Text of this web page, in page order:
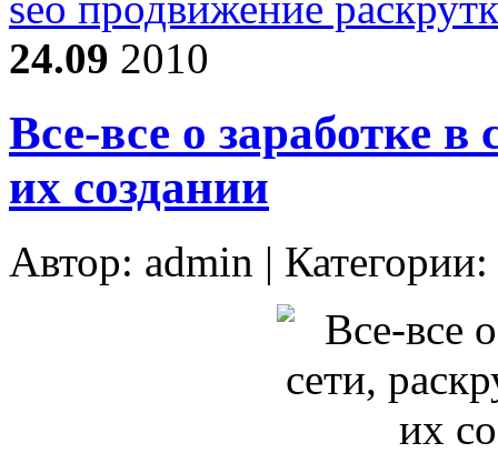
24.09 2010
Все-все о заработке в
их создании
Автор: admin | Категории: